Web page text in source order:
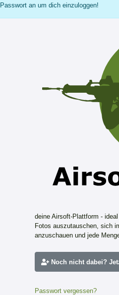
Passwort an um dich einzuloggen!
deine Airsoft-Plattform -
Fotos auszutauschen, sich
anzuschauen und jede
Noch nicht dabei?
Passwort vergessen?